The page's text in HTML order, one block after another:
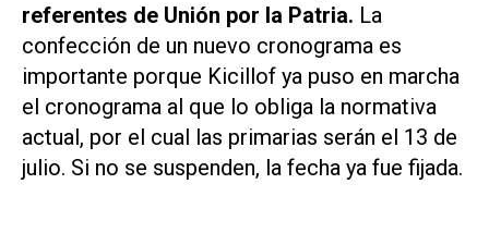
referentes de Unión por la Patria. La
confección de un nuevo cronograma es
importante porque Kicillof ya puso en marcha
el cronograma al que lo obliga la normativa
actual, por el cual las primarias serán el 13 de
julio. Si no se suspenden, la fecha ya fue fijada.